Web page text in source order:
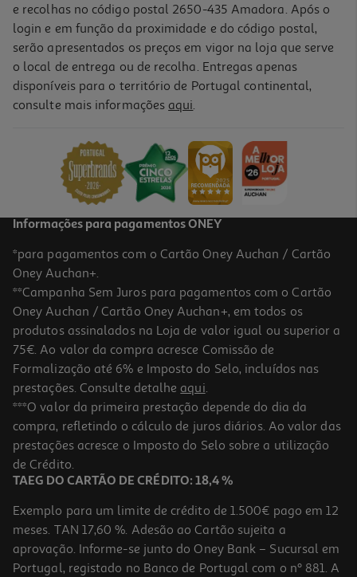
Leite Creme Auchan 92g
5.0
Massa La Molisana Radiatori 500g
4.34 €/Kg
2,17 €
e recolhas no código postal 2650-435 Amadora. Após o
login e em função da proximidade e do código postal,
serão apresentados os preços em vigor na loja que serve
o local de entrega ou de recolha. Entregas apenas
disponíveis para o território de Portugal continental,
consulte mais informações aqui.
Informações para pagamentos ONEY
*para pagamentos com o Cartão Oney Auchan / Cartão
Oney Auchan+.
**Campanha Sem Juros para pagamentos com o Cartão
Oney Auchan / Cartão Oney Auchan+, em todos os
produtos assinalados na Loja de valor igual ou superior a
75€. Ao valor da compra acresce Comissão de
Formalização até 6% e Imposto do Selo, incluídos nas
prestações. Consulte detalhe aqui.
***O valor da primeira prestação depende do dia da
compra, refletindo o cálculo de juros diários. Ao valor das
prestações acresce o Imposto do Selo sobre a utilização
de Crédito.
TAEG DO CARTÃO DE CRÉDITO: 18,4 %
Exemplo para um limite de crédito de 1.500€ pago em 12
meses. TAN 17,60 %. Adesão ao Cartão sujeita a
aprovação. Informe-se junto do Oney Bank – Sucursal em
Portugal, registado no Banco de Portugal com o nº 881. A